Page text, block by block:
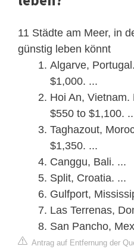
11 Städte am Meer, in
günstig leben könnt
Algarve,
$1,000. ...
Hoi An, Vietnam.
$550 to $1,100.
Taghazout,
$1,350. ...
Canggu, Bali. ...
Split, Croatia. ...
Gulfport,
Las Terrenas,
San Pancho,
Antrag auf Entfernung der